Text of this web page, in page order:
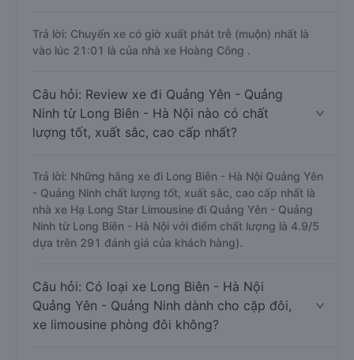
Trả lời: Chuyến xe có giờ xuất phát trễ (muộn) nhất là
vào lúc 21:01 là của nhà xe Hoàng Công .
Câu hỏi: Review xe đi Quảng Yên - Quảng
Ninh từ Long Biên - Hà Nội nào có chất
lượng tốt, xuất sắc, cao cấp nhất?
Trả lời: Những hãng xe đi Long Biên - Hà Nội Quảng Yên
- Quảng Ninh chất lượng tốt, xuất sắc, cao cấp nhất là
nhà xe Hạ Long Star Limousine đi Quảng Yên - Quảng
Ninh từ Long Biên - Hà Nội với điểm chất lượng là 4.9/5
dựa trên 291 đánh giá của khách hàng).
Câu hỏi: Có loại xe Long Biên - Hà Nội
Quảng Yên - Quảng Ninh dành cho cặp đôi,
xe limousine phòng đôi không?